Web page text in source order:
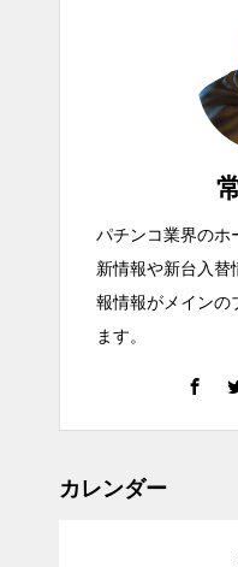
パチンコ業界のホ
新情報や新台入替
報情報がメインの
ます。
カレンダー